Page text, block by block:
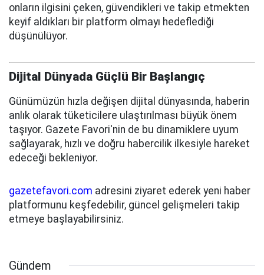
onların ilgisini çeken, güvendikleri ve takip etmekten
keyif aldıkları bir platform olmayı hedeflediği
düşünülüyor.
Dijital Dünyada Güçlü Bir Başlangıç
Günümüzün hızla değişen dijital dünyasında, haberin
anlık olarak tüketicilere ulaştırılması büyük önem
taşıyor. Gazete Favori'nin de bu dinamiklere uyum
sağlayarak, hızlı ve doğru habercilik ilkesiyle hareket
edeceği bekleniyor.
gazetefavori.com adresini ziyaret ederek yeni haber
platformunu keşfedebilir, güncel gelişmeleri takip
etmeye başlayabilirsiniz.
Gündem